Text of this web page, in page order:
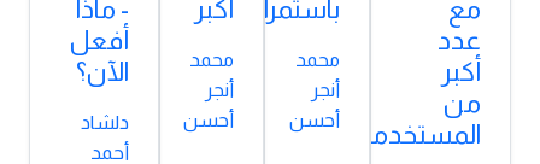
مع
عدد
أكبر
من
المستخدمين؟
باستمرار؟
محمد
أنجر
أحسن
أكبر
محمد
أنجر
أحسن
- ماذا
أفعل
الآن؟
دلشاد
أحمد